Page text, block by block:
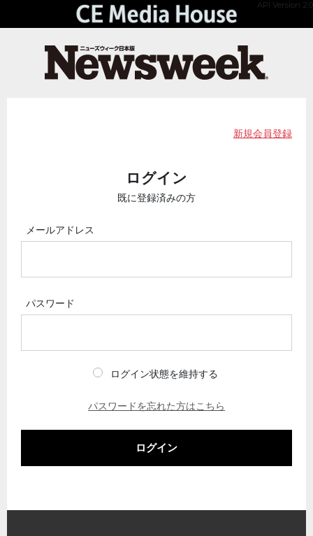
API Version 2.0
新規会員登録
ログイン
既に登録済みの方
メールアドレス
パスワード
ログイン状態を維持する
パスワードを忘れた方はこちら
ログイン